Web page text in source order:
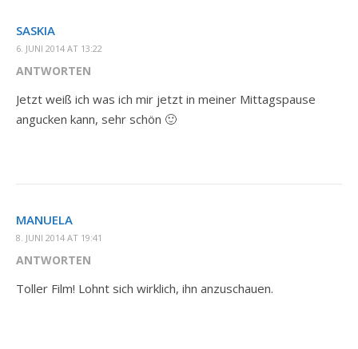
SASKIA
6. JUNI 2014 AT 13:22
ANTWORTEN
Jetzt weiß ich was ich mir jetzt in meiner Mittagspause
angucken kann, sehr schön 🙂
MANUELA
8. JUNI 2014 AT 19:41
ANTWORTEN
Toller Film! Lohnt sich wirklich, ihn anzuschauen.